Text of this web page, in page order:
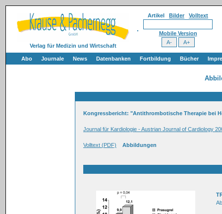
Verlag für Medizin und Wirtschaft
Artikel Bilder Volltext
Mobile Version
Abo Journale News Datenbanken Fortbildung Bücher
Kongressbericht: "Antithrombotische Therapie bei
Journal für Kardiologie - Austrian Journal of Cardiology
Volltext (PDF) Abbildungen